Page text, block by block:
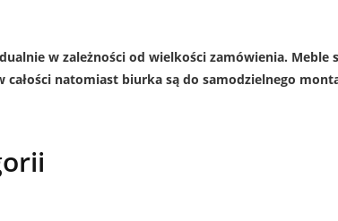
w zależności od wielkości zamówienia.
natomiast biurka są do samodzielnego